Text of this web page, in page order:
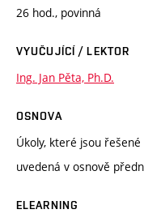
26 hod., povinná
VYUČUJÍCÍ / LEKTOR
Ing. Jan Pěta, Ph.D.
OSNOVA
Úkoly, které jsou
uvedená v osnově
ELEARNING